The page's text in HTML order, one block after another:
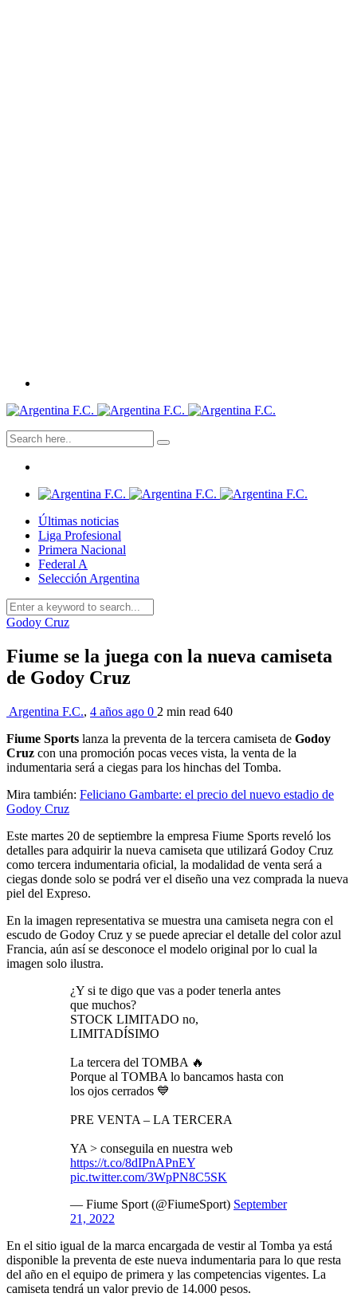
Últimas noticias
Liga Profesional
Primera Nacional
Federal A
Selección Argentina
Godoy Cruz
Fiume se la juega con la nueva camiseta
de Godoy Cruz
Argentina F.C., 4 años ago 0 2 min read 640
Fiume Sports lanza la preventa de la tercera camiseta de Godoy
Cruz con una promoción pocas veces vista, la venta de la
indumentaria será a ciegas para los hinchas del Tomba.
Mira también: Feliciano Gambarte: el precio del nuevo estadio de
Godoy Cruz
Este martes 20 de septiembre la empresa Fiume Sports reveló los
detalles para adquirir la nueva camiseta que utilizará Godoy Cruz
como tercera indumentaria oficial, la modalidad de venta será a
ciegas donde solo se podrá ver el diseño una vez comprada la nueva
piel del Expreso.
En la imagen representativa se muestra una camiseta negra con el
escudo de Godoy Cruz y se puede apreciar el detalle del color azul
Francia, aún así se desconoce el modelo original por lo cual la
imagen solo ilustra.
¿Y si te digo que vas a poder tenerla antes
que muchos?
STOCK LIMITADO no,
LIMITADÍSIMO
La tercera del TOMBA 🔥
Porque al TOMBA lo bancamos hasta con
los ojos cerrados 💙
PRE VENTA – LA TERCERA
YA > conseguila en nuestra web
https://t.co/8dIPnAPnEY
pic.twitter.com/3WpPN8C5SK
— Fiume Sport (@FiumeSport) September
21, 2022
En el sitio igual de la marca encargada de vestir al Tomba ya está
disponible la preventa de este nueva indumentaria para lo que resta
del año en el equipo de primera y las competencias vigentes. La
camiseta tendrá un valor previo de 14.000 pesos.